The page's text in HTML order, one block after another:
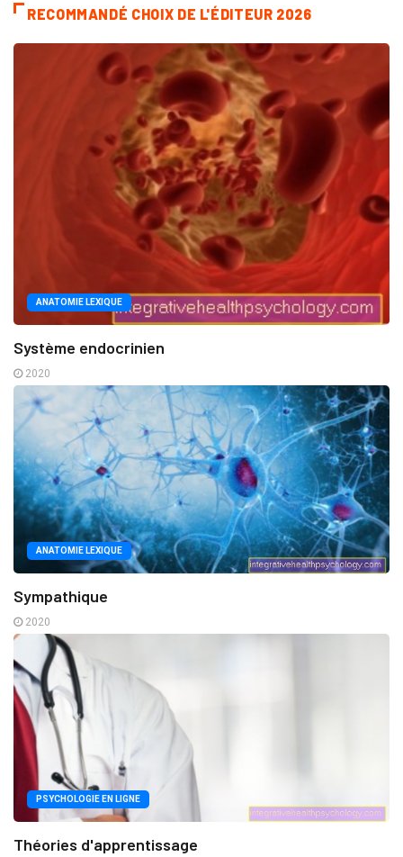
RECOMMANDÉ CHOIX DE L'ÉDITEUR 2026
ANATOMIE LEXIQUE
Système endocrinien
2020
ANATOMIE LEXIQUE
Sympathique
2020
PSYCHOLOGIE EN LIGNE
Théories d'apprentissage